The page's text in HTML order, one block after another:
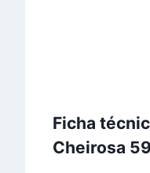
Ficha
Cheirosa 59